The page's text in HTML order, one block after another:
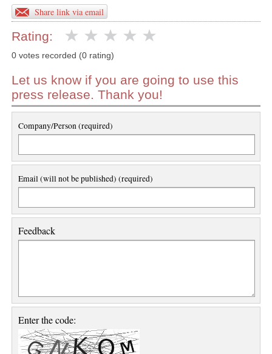
Share link via email
Rating:
0 votes recorded (0 rating)
Let us know if you are going to use this
press release. Thank you!
Company/Person (required)
Email (will not be published) (required)
Feedback
Enter the code: